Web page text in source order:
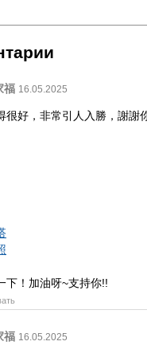
福 16.05.2025
很好，非常引人入勝，謝謝
下！加油呀~支持你!!
福 16.05.2025